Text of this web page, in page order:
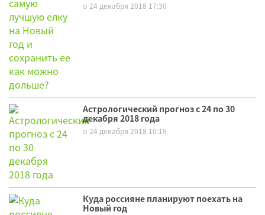
24 декабря 2018 17:30
Астрологический прогноз с 24 по 30
декабря 2018 года
24 декабря 2018 10:19
Куда россияне планируют поехать на
Новый год